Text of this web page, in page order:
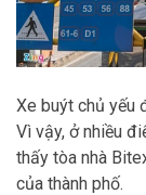
Xe buýt chủ yếu
Vì vậy, ở nhiều
thấy tòa nhà
của thành phố.